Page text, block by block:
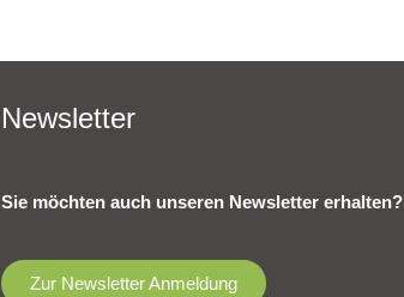
Newsletter
Sie möchten auch unseren Newsletter erhalten?
Zur Newsletter Anmeldung